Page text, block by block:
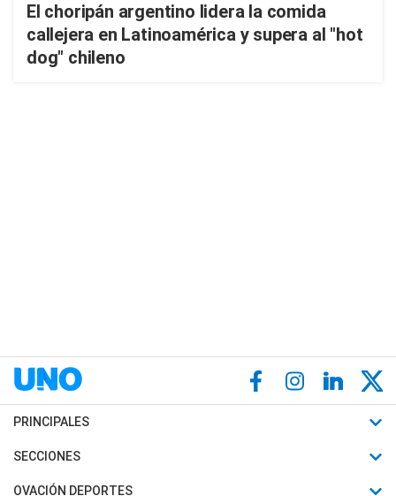
El choripán argentino lidera la comida
callejera en Latinoamérica y supera al "hot
dog" chileno
PRINCIPALES
Últimas Noticias
Política
SECCIONES
Horóscopo
OVACIÓN DEPORTES